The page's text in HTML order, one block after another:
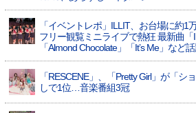
「イベントレポ」ILLIT、お台場に約1
フリー観覧ミニライブで熱狂 最新曲「I
「Almond Chocolate」「It’s Me」など
「RESCENE」、「Pretty Girl」が「シ
しで1位…音楽番組3冠